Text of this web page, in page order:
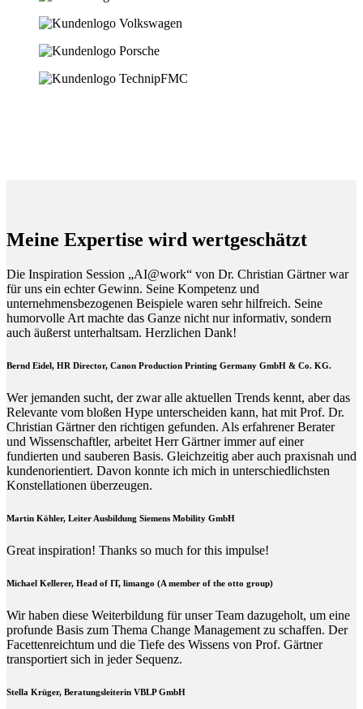
Meine Expertise wird wertgeschätzt
Die Inspiration Session „AI@work“ von Dr. Christian Gärtner war
für uns ein echter Gewinn. Seine Kompetenz und
unternehmensbezogenen Beispiele waren sehr hilfreich. Seine
humorvolle Art machte das Ganze nicht nur informativ, sondern
auch äußerst unterhaltsam. Herzlichen Dank!
Bernd Eidel, HR Director, Canon Production Printing Germany GmbH & Co. KG.
Wer jemanden sucht, der zwar alle aktuellen Trends kennt, aber das
Relevante vom bloßen Hype unterscheiden kann, hat mit Prof. Dr.
Christian Gärtner den richtigen gefunden. Als erfahrener Berater
und Wissenschaftler, arbeitet Herr Gärtner immer auf einer
fundierten und sauberen Basis. Gleichzeitig aber auch praxisnah und
kundenorientiert. Davon konnte ich mich in unterschiedlichsten
Konstellationen überzeugen.
Martin Köhler, Leiter Ausbildung Siemens Mobility GmbH
Great inspiration! Thanks so much for this impulse!
Michael Kellerer, Head of IT, limango (A member of the otto group)
Wir haben diese Weiterbildung für unser Team dazugeholt, um eine
profunde Basis zum Thema Change Management zu schaffen. Der
Facettenreichtum und die Tiefe des Wissens von Prof. Gärtner
transportiert sich in jeder Sequenz.
Stella Krüger, Beratungsleiterin VBLP GmbH